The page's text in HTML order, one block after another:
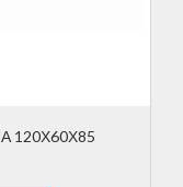
120Χ60Χ85